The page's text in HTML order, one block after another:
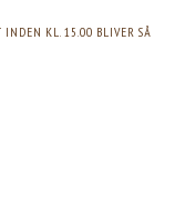
INDEN KL. 15.00 BLIVER SÅ